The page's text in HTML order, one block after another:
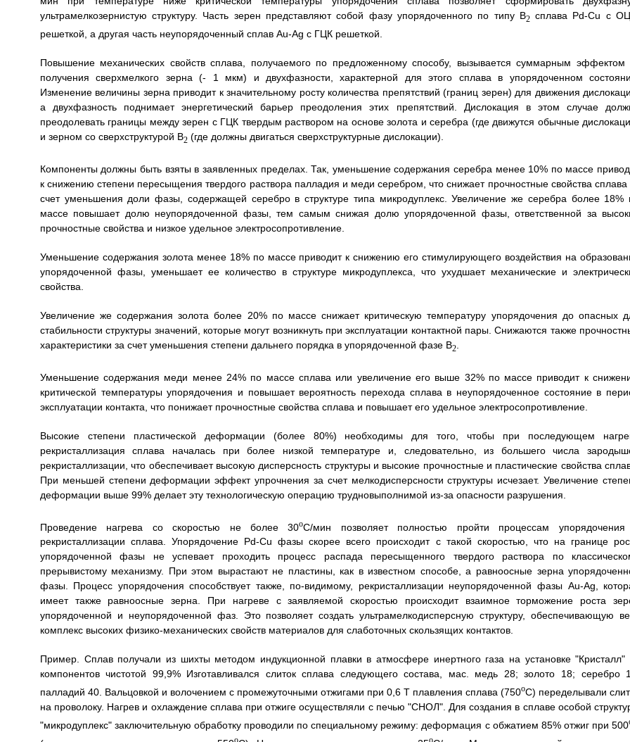
ультрамелкозернистую структуру. Часть зерен представляют собой фазу упорядоченного по типу B2сплава Pd-Cu с
решеткой, а другая часть неупорядоченный сплав Au-Ag с ГЦК решеткой.
Повышение механических свойств сплава, получаемого по предложенному способу, вызывается суммарным эффектом
получения сверхмелкого зерна (- 1 мкм) и двухфазности, характерной для этого сплава в упорядоченном
Изменение величины зерна приводит к значительному росту количества препятствий (границ зерен) для движения
а двухфазность поднимает энергетический барьер преодоления этих препятствий. Дислокация в этом случае
преодолевать границы между зерен с ГЦК твердым раствором на основе золота и серебра (где движутся обычные
и зерном со сверхструктурой B2(где должны двигаться сверхструктурные дислокации).
Компоненты должны быть взяты в заявленных пределах. Так, уменьшение содержания серебра менее 10% по массе
к снижению степени пересыщения твердого раствора палладия и меди серебром, что снижает прочностные свойства сплава
счет уменьшения доли фазы, содержащей серебро в структуре типа микродуплекс. Увеличение же серебра более 18%
массе повышает долю неупорядоченной фазы, тем самым снижая долю упорядоченной фазы, ответственной за
прочностные свойства и низкое удельное электросопротивление.
Уменьшение содержания золота менее 18% по массе приводит к снижению его стимулирующего воздействия на
упорядоченной фазы, уменьшает ее количество в структуре микродуплекса, что ухудшает механические и
свойства.
Увеличение же содержания золота более 20% по массе снижает критическую температуру упорядочения до опасных
стабильности структуры значений, которые могут возникнуть при эксплуатации контактной пары. Снижаются также
характеристики за счет уменьшения степени дальнего порядка в упорядоченной фазе B2.
Уменьшение содержания меди менее 24% по массе сплава или увеличение его выше 32% по массе приводит к
критической температуры упорядочения и повышает вероятность перехода сплава в неупорядоченное состояние в
эксплуатации контакта, что понижает прочностные свойства сплава и повышает его удельное электросопротивление.
Высокие степени пластической деформации (более 80%) необходимы для того, чтобы при последующем
рекристаллизация сплава началась при более низкой температуре и, следовательно, из большего числа
рекристаллизации, что обеспечивает высокую дисперсность структуры и высокие прочностные и пластические свойства
При меньшей степени деформации эффект упрочнения за счет мелкодисперсности структуры исчезает. Увеличение
деформации выше 99% делает эту технологическую операцию трудновыполнимой из-за опасности разрушения.
Проведение нагрева со скоростью не более 30oC/мин позволяет полностью пройти процессам
рекристаллизации сплава. Упорядочение Pd-Cu фазы скорее всего происходит с такой скоростью, что на границе
упорядоченной фазы не успевает проходить процесс распада пересыщенного твердого раствора по
прерывистому механизму. При этом вырастают не пластины, как в известном способе, а равноосные зерна
фазы. Процесс упорядочения способствует также, по-видимому, рекристаллизации неупорядоченной фазы Au-Ag,
имеет также равноосные зерна. При нагреве с заявляемой скоростью происходит взаимное торможение роста
упорядоченной и неупорядоченной фаз. Это позволяет создать ультрамелкодисперсную структуру, обеспечивающую
комплекс высоких физико-механических свойств материалов для слаботочных скользящих контактов.
Пример. Сплав получали из шихты методом индукционной плавки в атмосфере инертного газа на установке "Кристалл"
компонентов чистотой 99,9% Изготавливался слиток сплава следующего состава, мас. медь 28; золото 18; серебро
палладий 40. Вальцовкой и волочением с промежуточными отжигами при 0,6 T плавления сплава (750oC) переделывали
на проволоку. Нагрев и охлаждение сплава при отжиге осуществляли с печью "СНОЛ". Для создания в сплаве особой
"микродуплекс" заключительную обработку проводили по специальному режиму: деформация с обжатием 85% отжиг при 500
o o